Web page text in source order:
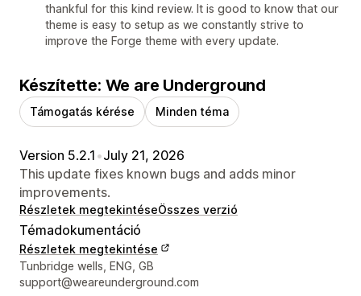
thankful for this kind review. It is good to know that our
theme is easy to setup as we constantly strive to
improve the Forge theme with every update.
Készítette: We are Underground
Támogatás kérése Minden téma
Version 5.2.1 •July 21, 2026
This update fixes known bugs and adds minor
improvements.
Részletek megtekintéseÖsszes verzió
Témadokumentáció
Részletek megtekintése
Dizájner kapcsolattartási adatai
Tunbridge wells, ENG, GB
support@weareunderground.com